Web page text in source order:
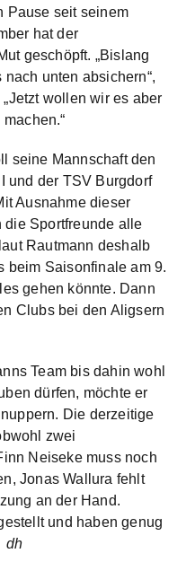
Pause seit seinem
hat der
geschöpft. „Bislang
unten absichern“,
wollen wir es aber
seine Mannschaft den
und der TSV Burgdorf
Ausnahme dieser
die Sportfreunde alle
Rautmann deshalb
beim Saisonfinale am 9.
gehen könnte. Dann
Clubs bei den Alig­sern
Team bis dahin wohl
dürfen, möchte er
Die derzeitige
zwei
Neiseke muss noch
Jonas Wallura fehlt
an der Hand.
und haben genug
dh